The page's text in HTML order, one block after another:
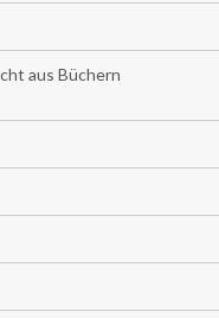
aus Büchern